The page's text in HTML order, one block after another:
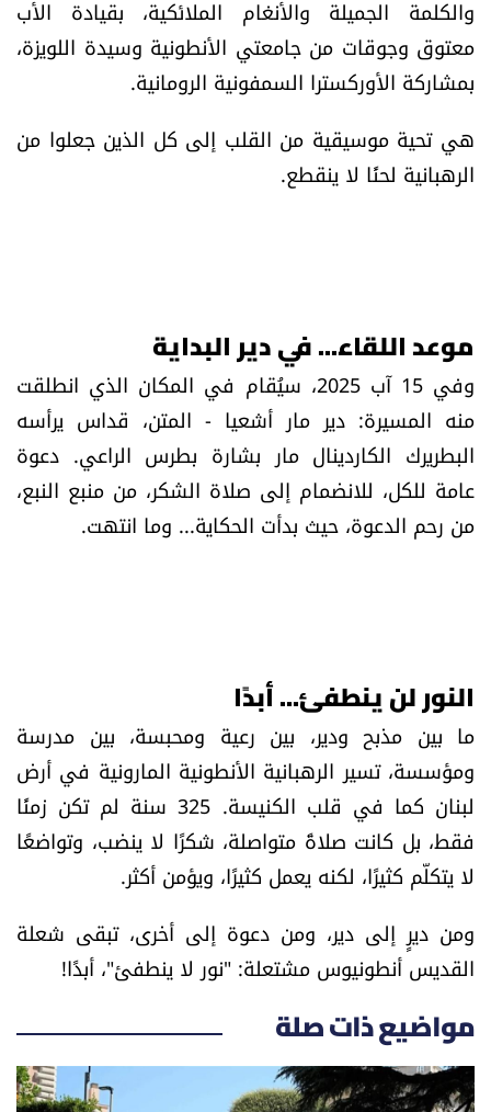
والكلمة الجميلة والأنغام الملائكية، بقيادة الأب
معتوق وجوقات من جامعتي الأنطونية وسيدة اللويزة،
بمشاركة الأوركسترا السمفونية الرومانية.
هي تحية موسيقية من القلب إلى كل الذين جعلوا من
الرهبانية لحنًا لا ينقطع.
موعد اللقاء... في دير البداية
وفي 15 آب 2025، سيُقام في المكان الذي انطلقت
منه المسيرة: دير مار أشعيا - المتن، قداس يرأسه
البطريرك الكاردينال مار بشارة بطرس الراعي. دعوة
عامة للكل، للانضمام إلى صلاة الشكر، من منبع النبع،
من رحم الدعوة، حيث بدأت الحكاية... وما انتهت.
النور لن ينطفئ... أبدًا
ما بين مذبح ودير، بين رعية ومحبسة، بين مدرسة
ومؤسسة، تسير الرهبانية الأنطونية المارونية في أرض
لبنان كما في قلب الكنيسة. 325 سنة لم تكن زمنًا
فقط، بل كانت صلاةً متواصلة، شكرًا لا ينضب، وتواضعًا
لا يتكلّم كثيرًا، لكنه يعمل كثيرًا، ويؤمن أكثر.
ومن ديرٍ إلى دير، ومن دعوة إلى أخرى، تبقى شعلة
القديس أنطونيوس مشتعلة: "نور لا ينطفئ"، أبدًا!
مواضيع ذات صلة